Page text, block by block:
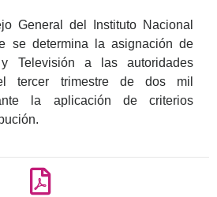
General del Instituto Nacional
se determina la asignación de
Televisión a las autoridades
tercer trimestre de dos mil
la aplicación de criterios